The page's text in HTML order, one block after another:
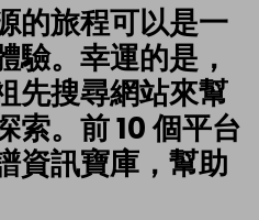
的旅程可以是一
驗。幸運的是，
先搜尋網站來幫
索。前 10 個平台
資訊寶庫，幫助